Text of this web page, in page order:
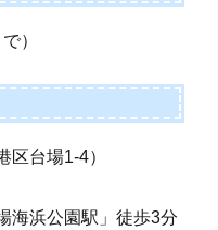
）
区台場1-4）
海浜公園駅」徒歩3分